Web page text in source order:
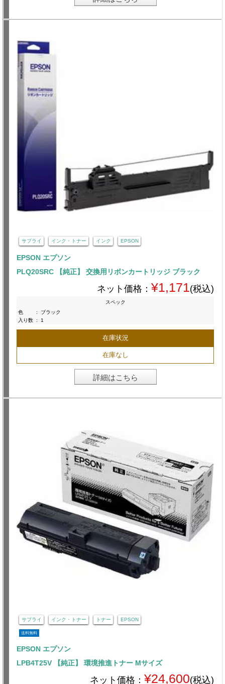
サプライ インク・トナー インク EPSON
EPSON エプソン
PLQ20SRC 【純正】 交換用リボンカートリッジ ブラック
ネット価格： ¥1,171(税込)
スペック
色
:
ブラック
入り数 : 1
在庫状況
在庫なし
詳細はこちら
サプライ インク・トナー トナー EPSON
送料無料
EPSON エプソン
LPB4T25V 【純正】 環境推進トナー Mサイズ
ネット価格： ¥24,600(税込)